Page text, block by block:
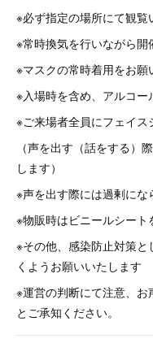
※必ず指定の場所にて観
※常時換気を行いながら開
※マスクの常時着用をお願
※入場時を含め、アルコ
※ご来場者全員にフェイ
（声を出す（話をする）
します）
※声を出す際には過剰に
※物販時はビニールシー
※その他、感染防止対策
くようお願いいたします
※運営の判断にて注意、お
とご承知ください。